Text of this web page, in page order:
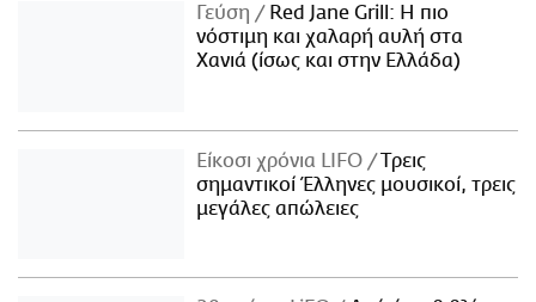
Γεύση
Red Jane Grill: Η πιο
νόστιμη και χαλαρή αυλή στα
Χανιά (ίσως και στην Ελλάδα)
Είκοσι χρόνια LIFO
Tρεις
σημαντικοί Έλληνες μουσικοί, τρεις
μεγάλες απώλειες